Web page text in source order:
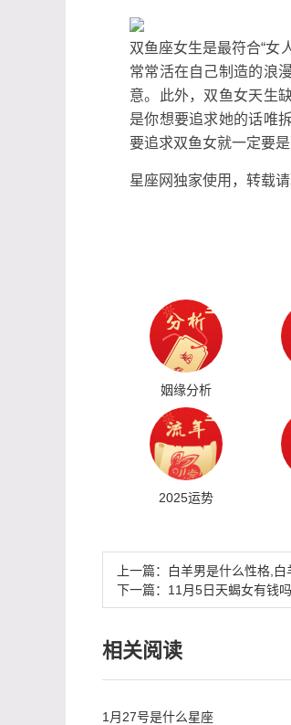
双鱼座女生是最符合“女
常常活在自己制造的浪
意。此外，双鱼女天生
是你想要追求她的话唯
要追求双鱼女就一定要
星座网独家使用，转载
姻缘分析
2025运势
上一篇：
白羊男是什么性格,
下一篇： 11月5日天蝎女有钱
相关阅读
1月27号是什么星座